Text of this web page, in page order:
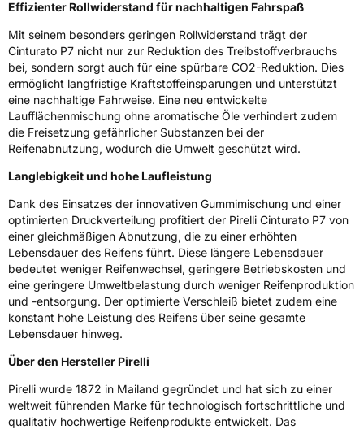
EPREL ID 595055
Allgemeine Produktsicherheit (GPSR)
HerstellerkontaktPIRELLI TYRE SPA, Viale Piero e Alberto
Pirelli 25 20126 Milano Italien,
www.pirelli.com,
consumer.support@pirelli.com
Effizienter Rollwiderstand für nachhaltigen Fahrspaß
Mit seinem besonders geringen Rollwiderstand trägt der
Cinturato P7 nicht nur zur Reduktion des Treibstoffverbrauchs
bei, sondern sorgt auch für eine spürbare CO2-Reduktion. Dies
ermöglicht langfristige Kraftstoffeinsparungen und unterstützt
eine nachhaltige Fahrweise. Eine neu entwickelte
Laufflächenmischung ohne aromatische Öle verhindert zudem
die Freisetzung gefährlicher Substanzen bei der
Reifenabnutzung, wodurch die Umwelt geschützt wird.
Langlebigkeit und hohe Laufleistung
Dank des Einsatzes der innovativen Gummimischung und einer
optimierten Druckverteilung profitiert der Pirelli Cinturato P7 von
einer gleichmäßigen Abnutzung, die zu einer erhöhten
Lebensdauer des Reifens führt. Diese längere Lebensdauer
bedeutet weniger Reifenwechsel, geringere Betriebskosten und
eine geringere Umweltbelastung durch weniger Reifenproduktion
und -entsorgung. Der optimierte Verschleiß bietet zudem eine
konstant hohe Leistung des Reifens über seine gesamte
Lebensdauer hinweg.
Über den Hersteller Pirelli
Pirelli wurde 1872 in Mailand gegründet und hat sich zu einer
weltweit führenden Marke für technologisch fortschrittliche und
qualitativ hochwertige Reifenprodukte entwickelt. Das